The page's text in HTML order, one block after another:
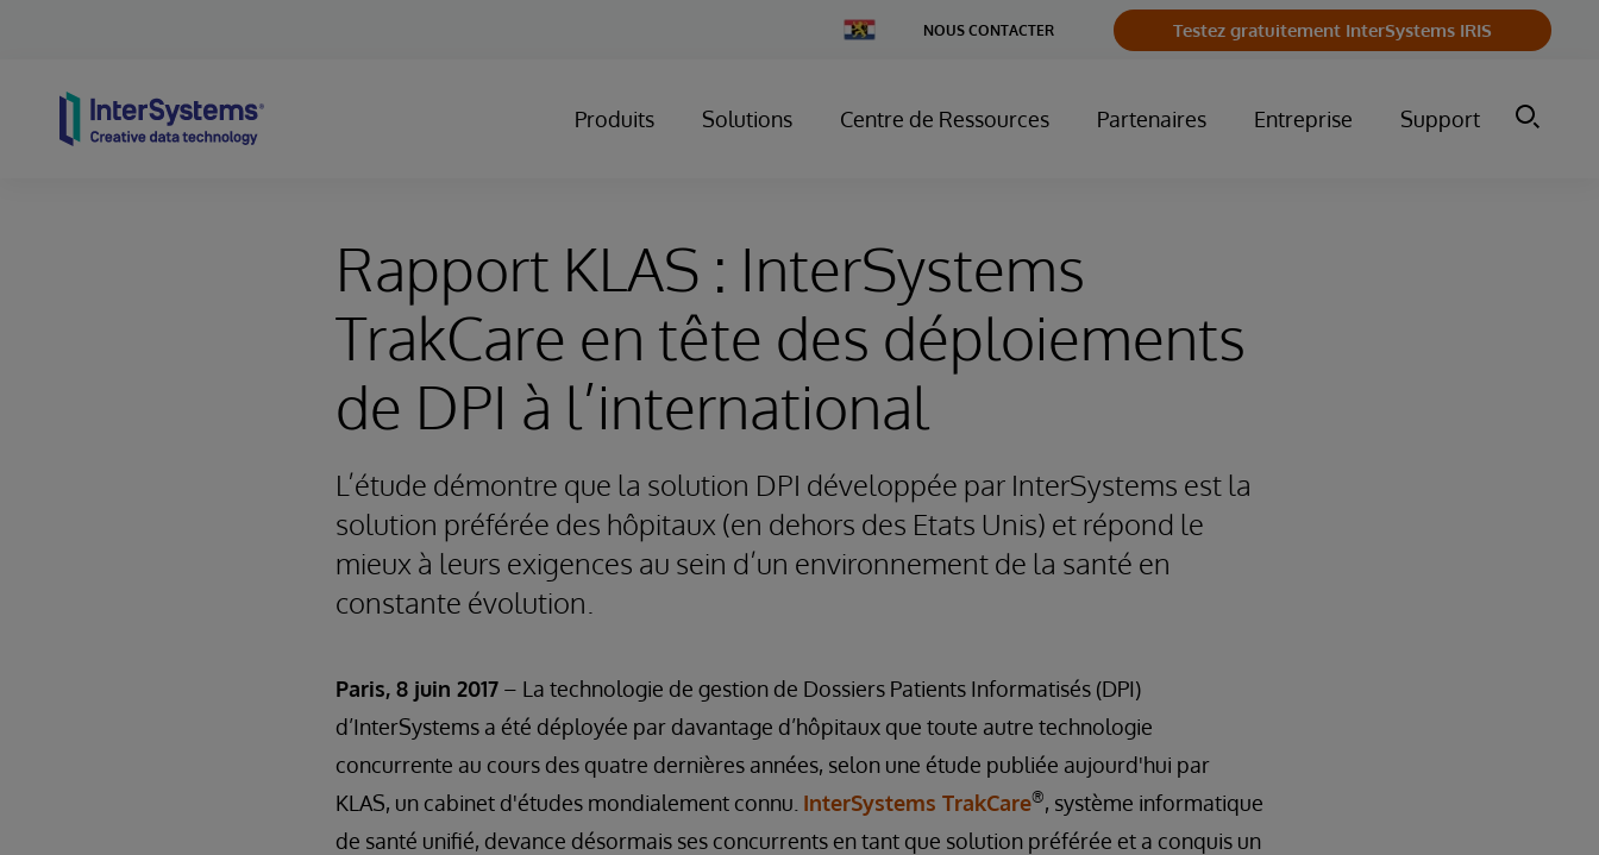
Change
Country
NOUS CONTACTER Testez gratuitement InterSystems IRIS
Produits Solutions Centre de Ressources Partenaires Entreprise Support
Rapport KLAS : InterSystems
TrakCare en tête des déploiements
de DPI à l’international
L’étude démontre que la solution DPI développée par InterSystems est la
solution préférée des hôpitaux (en dehors des Etats Unis) et répond le
mieux à leurs exigences au sein d’un environnement de la santé en
constante évolution.
Paris, 8 juin 2017 – La technologie de gestion de Dossiers Patients Informatisés (DPI)
d’InterSystems a été déployée par davantage d’hôpitaux que toute autre technologie
concurrente au cours des quatre dernières années, selon une étude publiée aujourd'hui par
KLAS, un cabinet d'études mondialement connu. InterSystems TrakCare®, système informatique
de santé unifié, devance désormais ses concurrents en tant que solution préférée et a conquis un